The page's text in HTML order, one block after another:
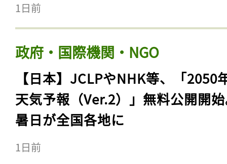
1日前
政府・国際機関・NGO
【日本】JCLPやNHK等、「2050
天気予報（Ver.2）」無料公開開
暑日が全国各地に
1日前